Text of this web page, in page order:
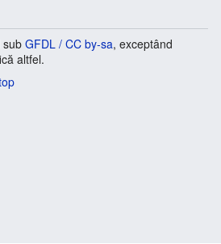
sub GFDL / CC by-sa, exceptând
altfel.